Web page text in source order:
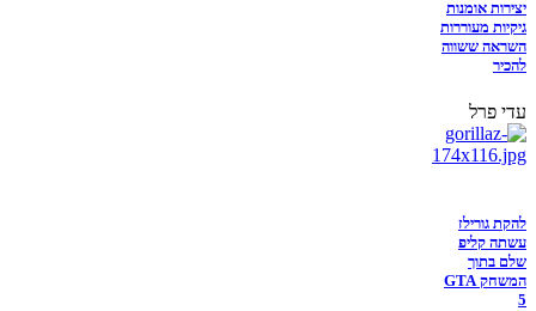
יצירות אומנות
גיקיות מעוררות
השראה ששווה
להכיר
עדי פרל
להקת גורילז
עשתה קליפ
שלם בתוך
המשחק GTA
5